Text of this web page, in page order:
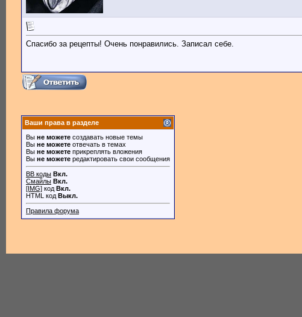
Спасибо за рецепты! Очень понравились. Записал себе.
Ваши права в разделе
Вы не можете создавать новые темы
Вы не можете отвечать в темах
Вы не можете прикреплять вложения
Вы не можете редактировать свои сообщения
BB коды Вкл.
Смайлы Вкл.
[IMG] код Вкл.
HTML код Выкл.
Правила форума